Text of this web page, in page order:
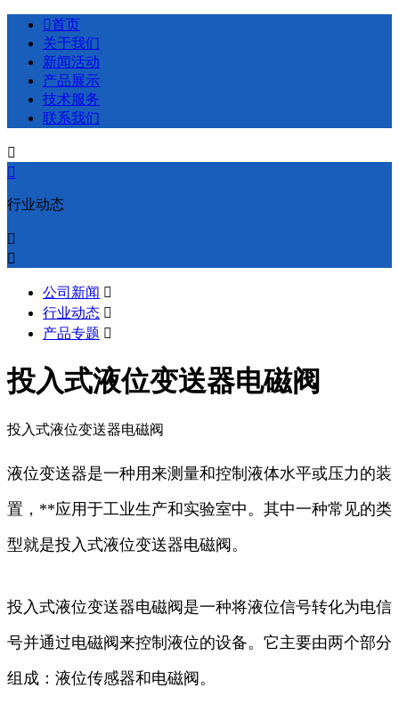
首页
关于我们
新闻活动
产品展示
技术服务
联系我们


行业动态


公司新闻 
行业动态 
产品专题 
投入式液位变送器电磁阀
投入式液位变送器电磁阀
液位变送器是一种用来测量和控制液体水平或压力的装
置，**应用于工业生产和实验室中。其中一种常见的类
型就是投入式液位变送器电磁阀。
投入式液位变送器电磁阀是一种将液位信号转化为电信
号并通过电磁阀来控制液位的设备。它主要由两个部分
组成：液位传感器和电磁阀。